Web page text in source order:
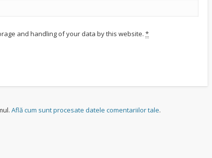
and handling of your data by this website.*
Află cum sunt procesate datele comentariilor tale.